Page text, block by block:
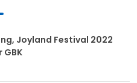
Joyland Festival 2022
GBK